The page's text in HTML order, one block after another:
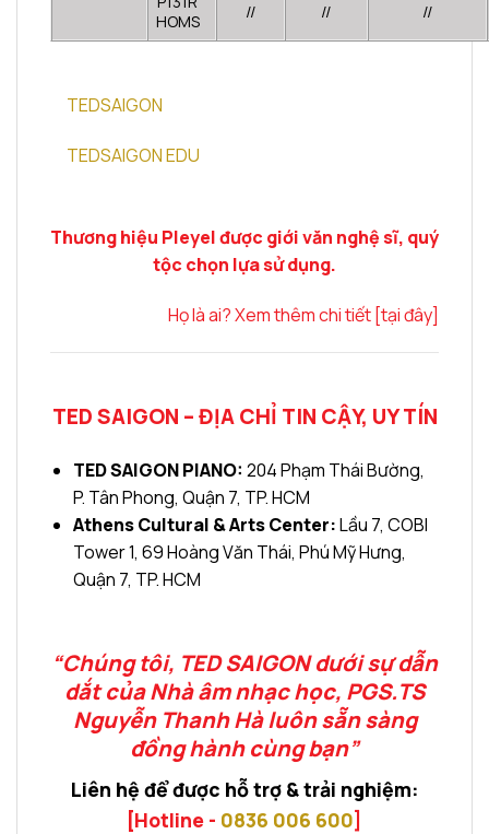
HOMS
// // //
TEDSAIGON
TEDSAIGON EDU
Thương hiệu Pleyel được giới văn nghệ sĩ, quý
tộc chọn lựa sử dụng.
Họ là ai? Xem thêm chi tiết [tại đây]
TED SAIGON – ĐỊA CHỈ TIN CẬY, UY TÍN
TED SAIGON PIANO: 204 Phạm Thái Bường,
P. Tân Phong, Quận 7, TP. HCM
Athens Cultural & Arts Center:Lầu 7, COBI
Tower 1, 69 Hoàng Văn Thái, Phú Mỹ Hưng,
Quận 7, TP. HCM
“Chúng tôi, TED SAIGON dưới sự dẫn
dắt của Nhà âm nhạc học, PGS.TS
Nguyễn Thanh Hà luôn sẵn sàng
đồng hành cùng bạn”
Liên hệ để được hỗ trợ & trải nghiệm:
[Hotline - 0836 006 600]